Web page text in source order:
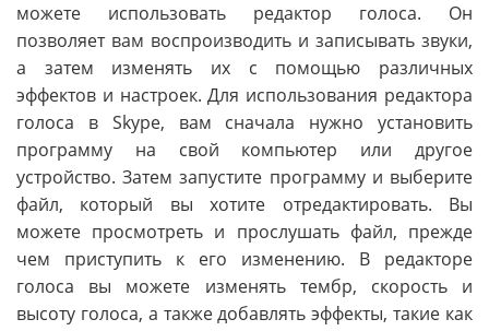
можете использовать редактор голоса. Он
позволяет вам воспроизводить и записывать звуки,
а затем изменять их с помощью различных
эффектов и настроек. Для использования редактора
голоса в Skype, вам сначала нужно установить
программу на свой компьютер или другое
устройство. Затем запустите программу и выберите
файл, который вы хотите отредактировать. Вы
можете просмотреть и прослушать файл, прежде
чем приступить к его изменению. В редакторе
голоса вы можете изменять тембр, скорость и
высоту голоса, а также добавлять эффекты, такие как